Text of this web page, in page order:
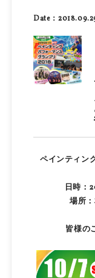
Date：
ペインティン
日時：
場所
皆様の